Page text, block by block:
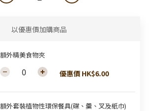
以優惠價加購商品
額外精美食物夾
優惠價 HK$6.00
額外套裝植物性環保餐具(碟、羹、叉及紙巾)